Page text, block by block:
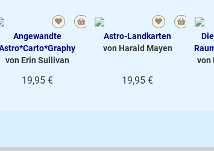
Angewandte
von Erin Sullivan
19,95 €
Astro-Landkarten
von Harald Mayen
19,95 €
von